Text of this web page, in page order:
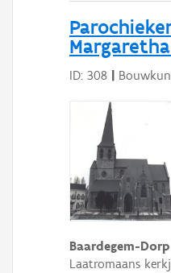
ID: 308 |
Baardegem-
Laatromaans